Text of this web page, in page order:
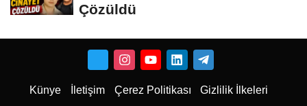
Çözüldü
Künye İletişim Çerez Politikası Gizlilik İlkeleri